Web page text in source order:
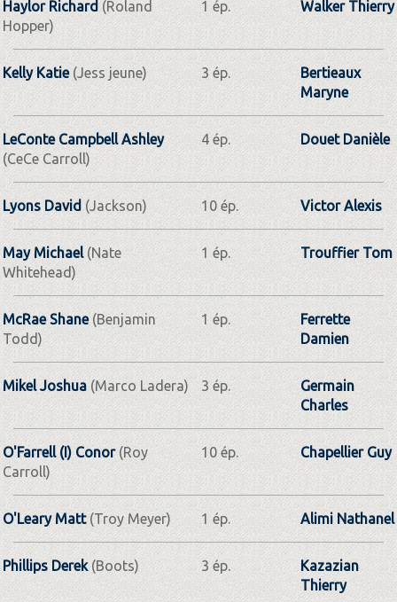
Haylor Richard (Roland
Hopper)
1 ép. Walker Thierry
Kelly Katie(Jess jeune) 3 ép.
Bertieaux
Maryne
LeConte Campbell Ashley
(CeCe Carroll)
4 ép. Douet Danièle
Lyons David (Jackson) 10 ép. Victor Alexis
May Michael (Nate
Whitehead)
1 ép. Trouffier Tom
McRae Shane(Benjamin
Todd)
1 ép.
Ferrette
Damien
Mikel Joshua (Marco Ladera) 3 ép.
Germain
Charles
O'Farrell (I) Conor(Roy
Carroll)
10 ép. Chapellier Guy
O'Leary Matt(Troy Meyer) 1 ép. Alimi Nathanel
Phillips Derek(Boots) 3 ép.
Kazazian
Thierry